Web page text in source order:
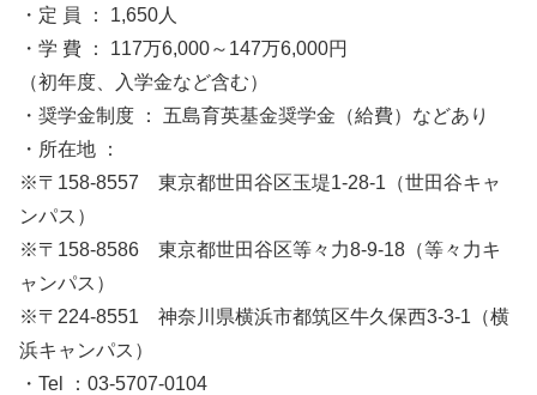
・定 員 ： 1,650人
・学 費 ： 117万6,000～147万6,000円
（初年度、入学金など含む）
・奨学金制度 ： 五島育英基金奨学金（給費）などあり
・所在地 ：
※〒158-8557 東京都世田谷区玉堤1-28-1（世田谷キャ
ンパス）
※〒158-8586 東京都世田谷区等々力8-9-18（等々力キ
ャンパス）
※〒224-8551 神奈川県横浜市都筑区牛久保西3-3-1（横
浜キャンパス）
・Tel ：03-5707-0104